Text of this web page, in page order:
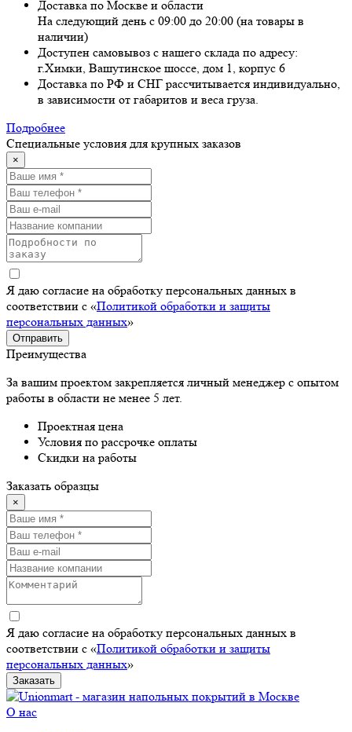
Доставка по Москве и области
На следующий день с 09:00 до 20:00 (на товары в
наличии)
Доступен самовывоз с нашего склада по адресу:
г.Химки, Вашутинское шоссе, дом 1, корпус 6
Доставка по РФ и СНГ рассчитывается индивидуально,
в зависимости от габаритов и веса груза.
Подробнее
Специальные условия для крупных заказов
×
Я даю согласие на обработку персональных данных в
соответствии с «Политикой обработки и защиты
персональных данных»
Отправить
Преимущества
За вашим проектом закрепляется личный менеджер с опытом
работы в области не менее 5 лет.
Проектная цена
Условия по рассрочке оплаты
Скидки на работы
Заказать образцы
×
Я даю согласие на обработку персональных данных в
соответствии с «Политикой обработки и защиты
персональных данных»
Заказать
О нас